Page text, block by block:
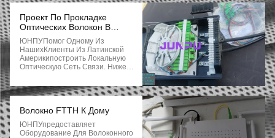
Проект По Прокладке
Оптических Волокон В
Латинской Америке
ЮНПУПомог Одному Из
НашихКлиенты Из Латинской
Америкипостроить Локальную
Оптическую Сеть Связи. Ниже
Продукте, Которую Мы
Предоставили. - 96F
Купольный Тип - 16F
Распределительная Коробка,
Воздушный Тип - 144F ОДФ -
Волокно FTTH К Дому
ЮНПУпредоставляет
Оборудование Для Волоконного